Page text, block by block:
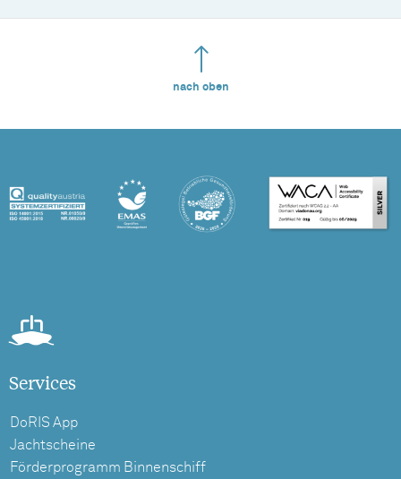
nach oben
Services
DoRIS App
Jachtscheine
Förderprogramm Binnenschiff